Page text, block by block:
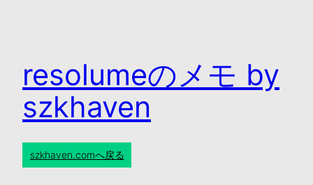
resolumeのメモ by
szkhaven
szkhaven.comへ戻る